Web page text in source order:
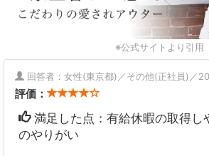
※公式サイトより引用
回答者：女性(東京都)／その他(正社員)／
評価：
満足した点：有給休暇の取得し
のやりがい